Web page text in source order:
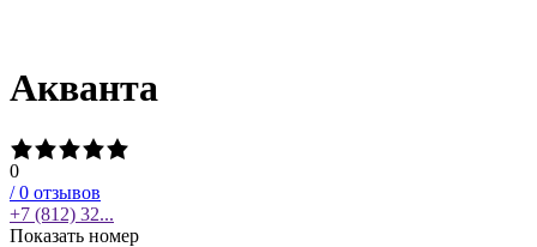
Акванта
0
/0 отзывов
+7 (812) 32...
Показать номер